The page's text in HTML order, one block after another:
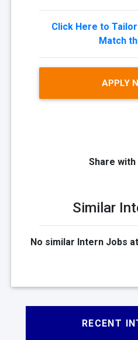
Click Here to
Match
APPLY
Share with
Similar
No similar Intern Jobs
RECENT